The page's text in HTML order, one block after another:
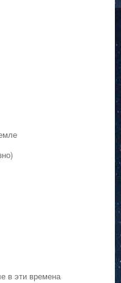
в эти времена